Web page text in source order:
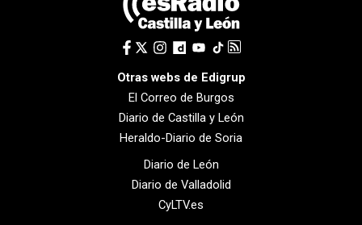
Otras webs de Edigrup
El Correo de Burgos
Diario de Castilla y León
Heraldo-Diario de Soria
Diario de León
Diario de Valladolid
CyLTV.es